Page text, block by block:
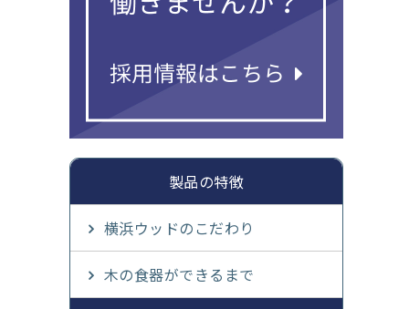
製品の特徴
横浜ウッドのこだわり
木の食器ができるまで